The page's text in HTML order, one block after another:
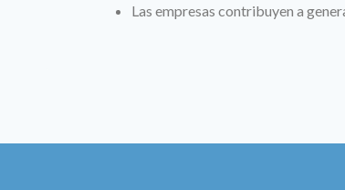
Las empresas contribuyen a